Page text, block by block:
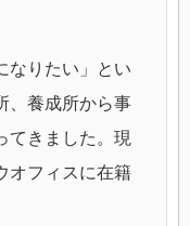
なりたい」とい
、養成所から事
てきました。現
オフィスに在籍